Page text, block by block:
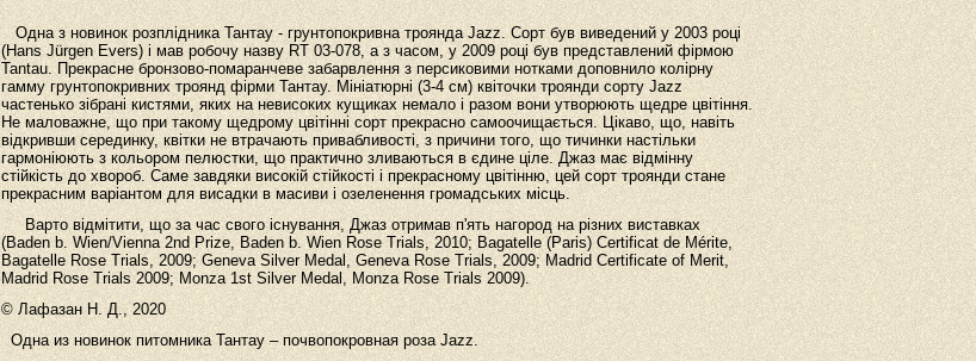
Одна з новинок розплідника Тантау - грунтопокривна троянда Jazz. Сорт був виведений у 2003 році
(Hans Jürgen Evers) і мав робочу назву RT 03-078, а з часом, у 2009 році був представлений фірмою
Tantau. Прекрасне бронзово-помаранчеве забарвлення з персиковими нотками доповнило колірну
гамму грунтопокривних троянд фірми Тантау. Мініатюрні (3-4 см) квіточки троянди сорту Jazz
частенько зібрані кистями, яких на невисоких кущиках немало і разом вони утворюють щедре цвітіння.
Не маловажне, що при такому щедрому цвітінні сорт прекрасно самоочищається. Цікаво, що, навіть
відкривши серединку, квітки не втрачають привабливості, з причини того, що тичинки настільки
гармоніюють з кольором пелюстки, що практично зливаються в єдине ціле. Джаз має відмінну
стійкість до хвороб. Саме завдяки високій стійкості і прекрасному цвітінню, цей сорт троянди стане
прекрасним варіантом для висадки в масиви і озеленення громадських місць.
Варто відмітити, що за час свого існування, Джаз отримав п'ять нагород на різних виставках
(Baden b. Wien/Vienna 2nd Prize, Baden b. Wien Rose Trials, 2010; Bagatelle (Paris) Certificat de Mérite,
Bagatelle Rose Trials, 2009; Geneva Silver Medal, Geneva Rose Trials, 2009; Madrid Certificate of Merit,
Madrid Rose Trials 2009; Monza 1st Silver Medal, Monza Rose Trials 2009).
© Лафазан Н. Д., 2020
Одна из новинок питомника Тантау – почвопокровная розаJazz.